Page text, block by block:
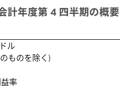
計年度第 4 四半期の概要
ル
ものを除く)
率